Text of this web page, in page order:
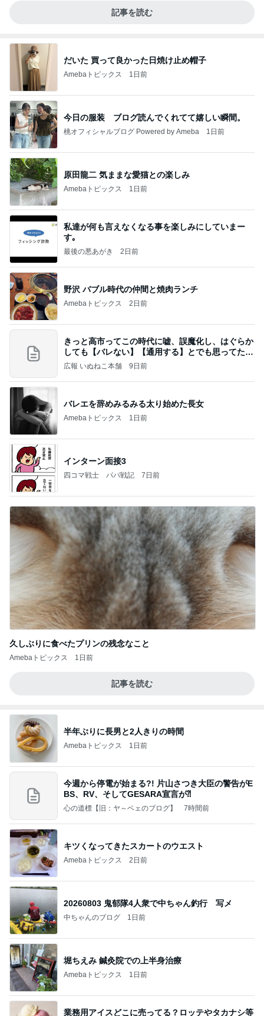
記事を読む
だいた 買って良かった日焼け止め帽子
Amebaトピックス 1日前
今日の服装 ブログ読んでくれてて嬉しい瞬間。
桃オフィシャルブログ Powered by Ameba 1日前
原田龍二 気ままな愛猫との楽しみ
Amebaトピックス 1日前
私達が何も言えなくなる事を楽しみにしていまー
す｡
最後の悪あがき 2日前
野沢 バブル時代の仲間と焼肉ランチ
Amebaトピックス 2日前
きっと高市ってこの時代に嘘、誤魔化し、はぐらか
しても【バレない】【通用する】とでも思ってたん
だろ
広報 いぬねこ本舗 9日前
バレエを辞めみるみる太り始めた長女
Amebaトピックス 1日前
インターン面接3
四コマ戦士 パパ戦記 7日前
久しぶりに食べたプリンの残念なこと
Amebaトピックス 1日前
記事を読む
半年ぶりに長男と2人きりの時間
Amebaトピックス 1日前
今週から停電が始まる?! 片山さつき大臣の警告がE
BS、RV、そしてGESARA宣言が⁈
心の道標【旧：ヤ～ベェのブログ】 7時間前
キツくなってきたスカートのウエスト
Amebaトピックス 2日前
20260803 鬼郁隊4人衆で中ちゃん釣行 写メ
中ちゃんのブログ 1日前
堀ちえみ 鍼灸院での上半身治療
Amebaトピックス 1日前
業務用アイスどこに売ってる？ロッテやタカナシ等